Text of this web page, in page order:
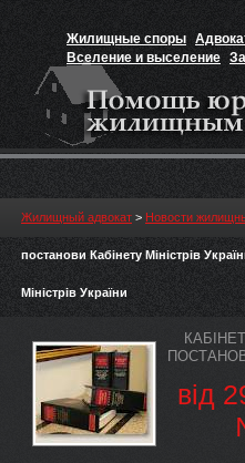
Жилищные споры
Вселение и выселение
Признание прав на жильё
Жилищный адвокат > Новости
постанови Кабінету Міністрів
Міністрів України
від